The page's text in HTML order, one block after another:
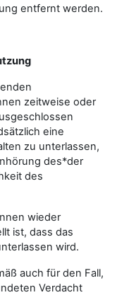
entfernt werden.
zeitweise oder
eine
zu unterlassen,
des*der
des
wieder
ist, dass das
wird.
auch für den Fall,
Verdacht